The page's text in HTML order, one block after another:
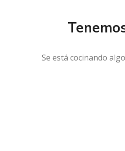
Se está cocinando